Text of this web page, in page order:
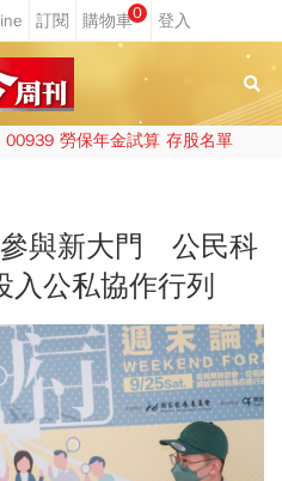
0
00939 勞保年金試算 存股名單
與新大門 公民科
公私協作行列